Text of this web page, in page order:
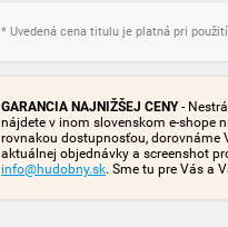
* Uvedená cena titulu je platná pri
GARANCIA NAJNIŽŠEJ CENY-
nájdete v inom slovenskom e-shope
rovnakou dostupnosťou, dorovnáme
aktuálnej objednávky a screenshot
info@hudobny.sk. Sme tu pre Vás a